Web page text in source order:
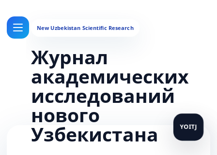
Журнал
академических
исследований
нового
Узбекистана